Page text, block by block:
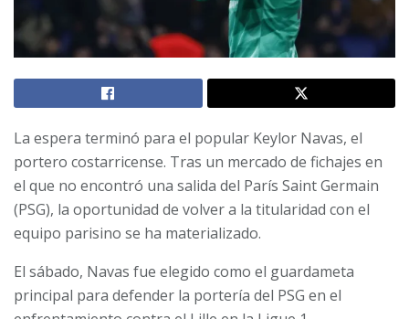
La espera terminó para el popular Keylor Navas, el
portero costarricense. Tras un mercado de fichajes en
el que no encontró una salida del París Saint Germain
(PSG), la oportunidad de volver a la titularidad con el
equipo parisino se ha materializado.
El sábado, Navas fue elegido como el guardameta
principal para defender la portería del PSG en el